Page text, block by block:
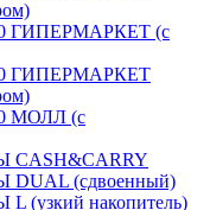
ГИПЕРМАРКЕТ (с
ГИПЕРМАРКЕТ
МОЛЛ (с
(сдвоенный)
накопитель)